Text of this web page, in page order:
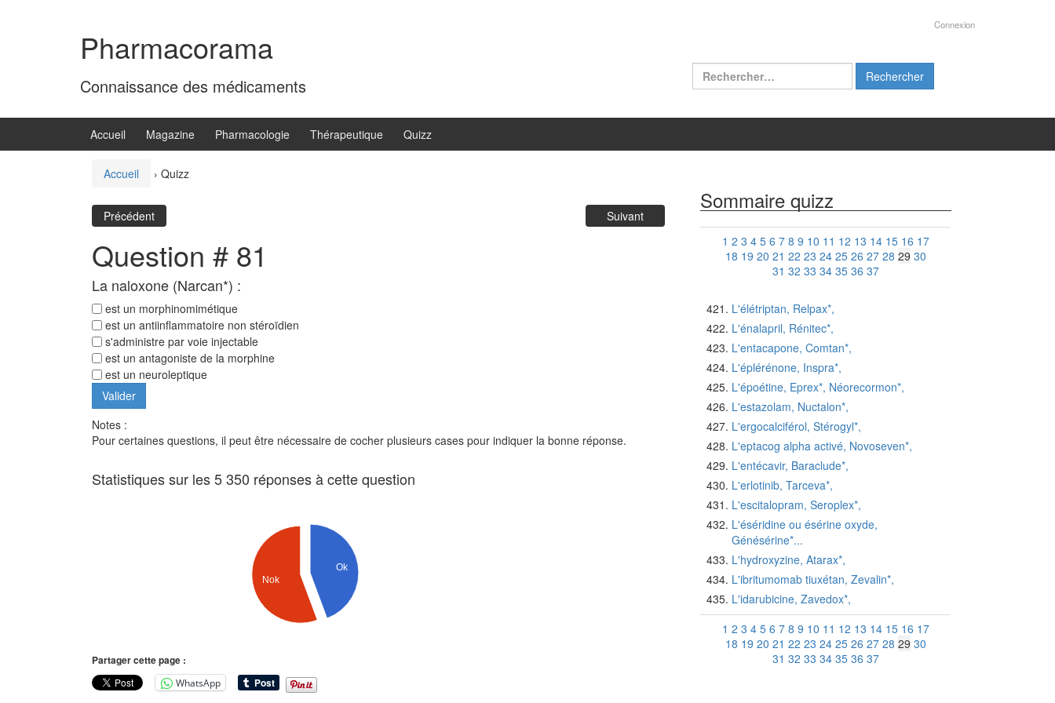
Pharmacorama
Connaissance des médicaments
Connexion
Rechercher :
Accueil Magazine Pharmacologie Thérapeutique Quizz
Accueil › Quizz
Précédent Suivant
Question # 81
La naloxone (Narcan*) :
est un morphinomimétique
est un antiinflammatoire non stéroïdien
s'administre par voie injectable
est un antagoniste de la morphine
est un neuroleptique
Notes :
Pour certaines questions, il peut être nécessaire de cocher plusieurs cases pour indiquer la bonne réponse.
Statistiques sur les 5 350 réponses à cette question
Ok
Nok
Partager cette page :
WhatsApp
Sommaire quizz
1 2 3 4 5 6 7 8 9 10 11 12 13 14 15 16 17
18 19 20 21 22 23 24 25 26 27 28 29 30
31 32 33 34 35 36 37
L'élétriptan, Relpax*,
L'énalapril, Rénitec*,
L'entacapone, Comtan*,
L'éplérénone, Inspra*,
L'époétine, Eprex*, Néorecormon*,
L'estazolam, Nuctalon*,
L'ergocalciférol, Stérogyl*,
L'eptacog alpha activé, Novoseven*,
L'entécavir, Baraclude*,
L'erlotinib, Tarceva*,
L'escitalopram, Seroplex*,
L'éséridine ou ésérine oxyde,
Génésérine*...
L'hydroxyzine, Atarax*,
L'ibritumomab tiuxétan, Zevalin*,
L'idarubicine, Zavedox*,
1 2 3 4 5 6 7 8 9 10 11 12 13 14 15 16 17
18 19 20 21 22 23 24 25 26 27 28 29 30
31 32 33 34 35 36 37